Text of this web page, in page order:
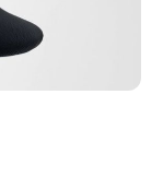
5 Sternen